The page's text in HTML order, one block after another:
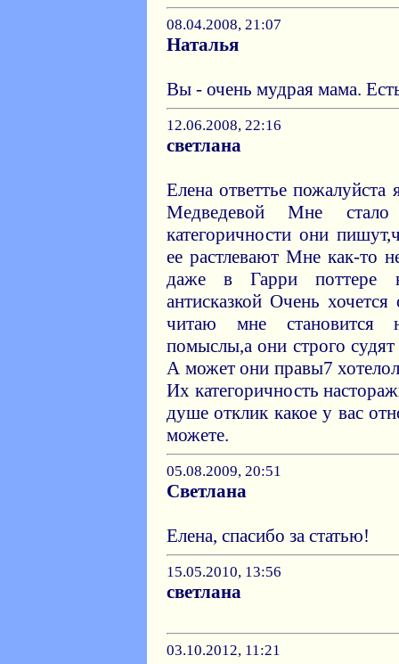
08.04.2008, 21:07
Наталья
Вы - очень мудрая мама.
12.06.2008, 22:16
светлана
Елена ответтье
Медведевой Мне
категоричности они
ее растлевают Мне как-то
даже в Гарри поттере
антисказкой Очень
читаю мне становится
помыслы,а они строго
А может они правы7
Их категоричность
душе отклик какое у вас
можете.
05.08.2009, 20:51
Светлана
Елена, спасибо за статью!
15.05.2010, 13:56
светлана
03.10.2012, 11:21